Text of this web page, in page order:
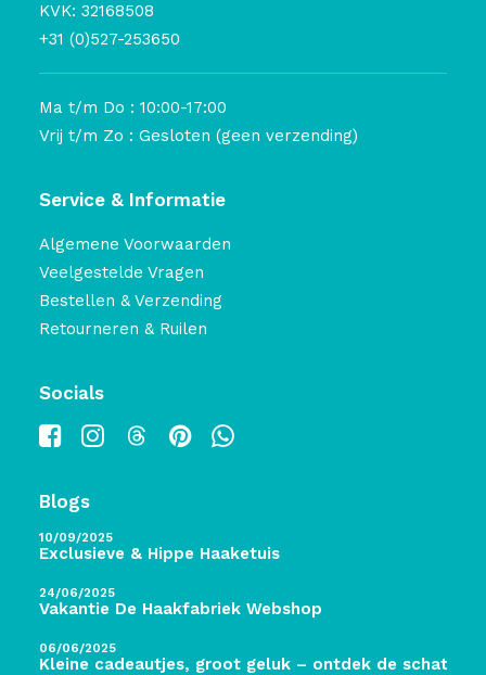
KVK: 32168508
+31 (0)527-253650
Ma t/m Do : 10:00-17:00
Vrij t/m Zo : Gesloten (geen verzending)
Service & Informatie
Algemene Voorwaarden
Veelgestelde Vragen
Bestellen & Verzending
Retourneren & Ruilen
Socials
Blogs
10/09/2025
Exclusieve & Hippe Haaketuis
24/06/2025
Vakantie De Haakfabriek Webshop
06/06/2025
Kleine cadeautjes, groot geluk – ontdek de schatten